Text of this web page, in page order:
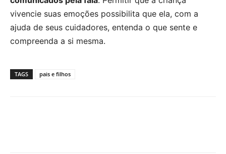
vivencie suas emoções possibilita que ela, com a
ajuda de seus cuidadores, entenda o que sente e
compreenda a si mesma.
TAGS pais e filhos